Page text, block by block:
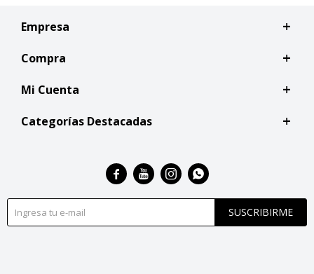
Empresa
Compra
Mi Cuenta
Categorías Destacadas
SUSCRIBIRME
   